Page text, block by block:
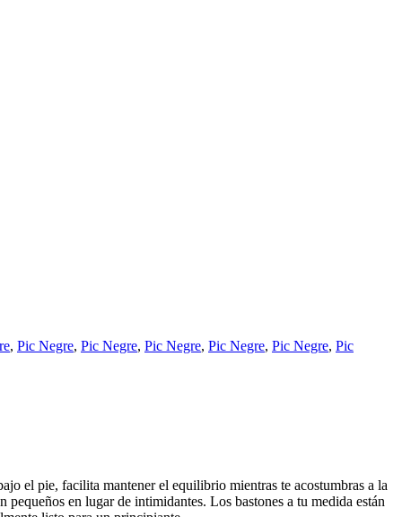
, Pic Negre, Pic Negre, Pic Negre, Pic Negre, Pic Negre, Pic
el pie, facilita mantener el equilibrio mientras te acostumbras a la
en lugar de intimidantes. Los bastones a tu medida están